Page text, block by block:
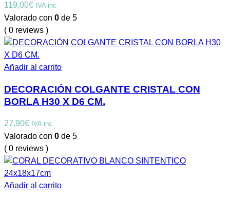
119,00€ IVA inc
Valorado con 0 de 5
( 0 reviews )
Añadir al carrito
DECORACIÓN COLGANTE CRISTAL CON
BORLA H30 X D6 CM.
27,90€ IVA inc
Valorado con 0 de 5
( 0 reviews )
Añadir al carrito